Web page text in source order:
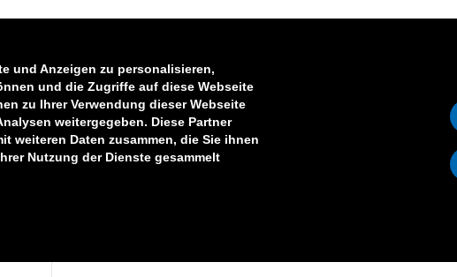
und Anzeigen zu personalisieren,
und die Zugriffe auf diese Webseite
zu Ihrer Verwendung dieser Webseite
weitergegeben. Diese Partner
weiteren Daten zusammen, die Sie ihnen
Nutzung der Dienste gesammelt